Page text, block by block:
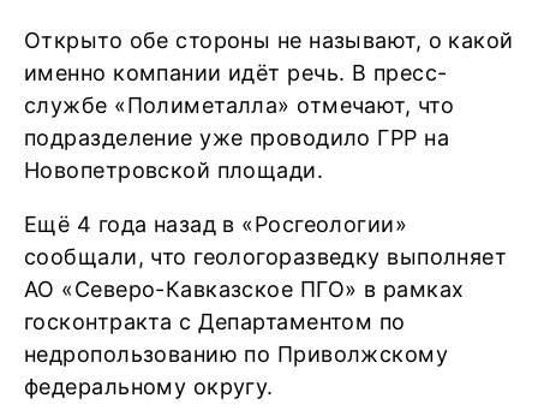
Открыто обе стороны не называют, о какой
именно компании идёт речь. В пресс-
службе «Полиметалла» отмечают, что
подразделение уже проводило ГРР на
Новопетровской площади.
Ещё 4 года назад в «Росгеологии»
сообщали, что геологоразведку выполняет
АО «Северо-Кавказское ПГО» в рамках
госконтракта с Департаментом по
недропользованию по Приволжскому
федеральному округу.